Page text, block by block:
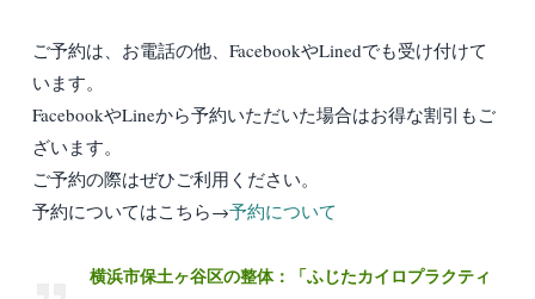
ご予約は、お電話の他、FacebookやLinedでも受け付けて
います。
FacebookやLineから予約いただいた場合はお得な割引もご
ざいます。
ご予約の際はぜひご利用ください。
予約についてはこちら→予約について
横浜市保土ヶ谷区の整体：「ふじたカイロプラクティ